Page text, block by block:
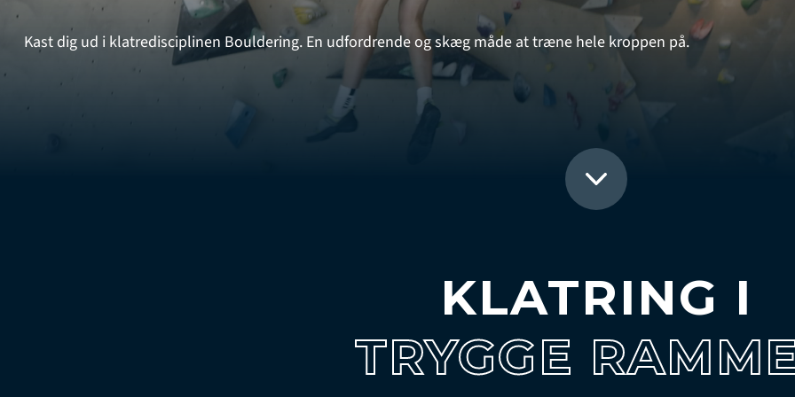
Kast dig ud i klatredisciplinen Bouldering. En udfordrende og skæg måde at træne hele kroppen på.
KLATRING I
TRYGGE